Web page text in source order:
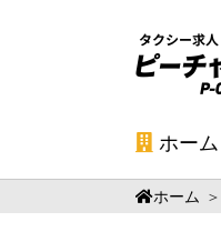
ホーム
ホーム ＞